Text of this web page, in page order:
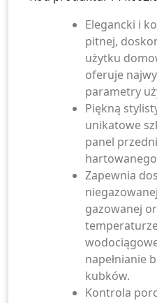
Elegancki i
pitnej,
użytku
oferuje
parametry
Piękną
unikatowe
panel
Zapewnia
gazowanej
napełnianie
kubków.
Kontrola